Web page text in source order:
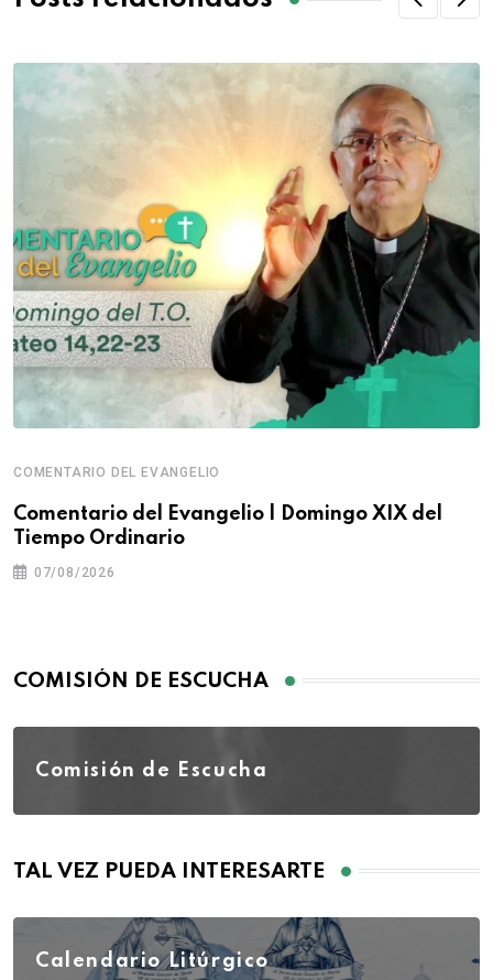
COMENTARIO DEL EVANGELIO
Comentario del Evangelio | Domingo XIX del
Tiempo Ordinario
07/08/2026
COMISIÓN DE ESCUCHA
Comisión de Escucha
TAL VEZ PUEDA INTERESARTE
Calendario Litúrgico